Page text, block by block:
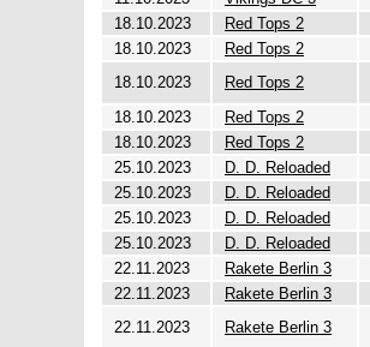
18.10.2023
Red Tops 2
18.10.2023
Red Tops 2
18.10.2023
Red Tops 2
18.10.2023
Red Tops 2
18.10.2023
Red Tops 2
25.10.2023
D. D. Reloaded
25.10.2023
D. D. Reloaded
25.10.2023
D. D. Reloaded
25.10.2023
D. D. Reloaded
22.11.2023
Rakete Berlin 3
22.11.2023
Rakete Berlin 3
22.11.2023
Rakete Berlin 3